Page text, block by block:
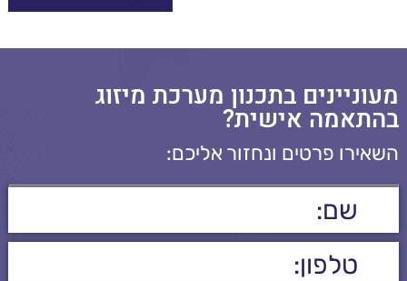
מעוניינים בתכנון מערכת מיזוג
בהתאמה אישית?
השאירו פרטים ונחזור אליכם: